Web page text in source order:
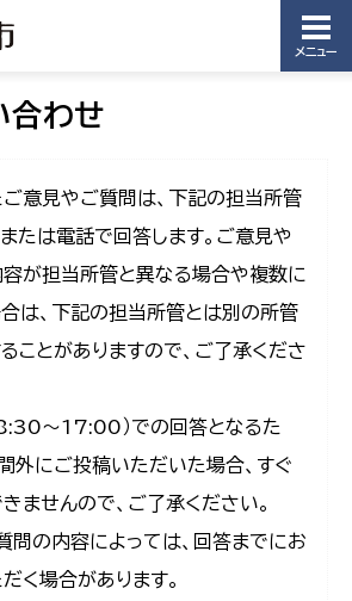
メニュー
合わせ
意見やご質問は、下記の担当所管
たは電話で回答します。ご意見や
が担当所管と異なる場合や複数に
は、下記の担当所管とは別の所管
ことがありますので、ご了承くださ
8:30〜17:00）での回答となるた
外にご投稿いただいた場合、すぐ
ませんので、ご了承ください。
問の内容によっては、回答までにお
く場合があります。